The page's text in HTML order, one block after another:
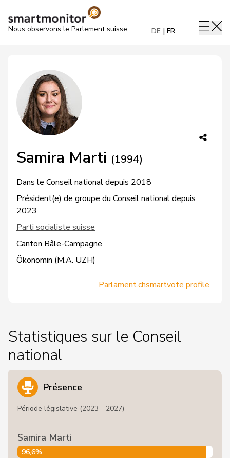
Nous observons le Parlement suisse DE FR
Samira Marti (1994)
Dans le Conseil national depuis 2018
Président(e) de groupe du Conseil national depuis
2023
Parti socialiste suisse
Canton Bâle-Campagne
Ökonomin (M.A. UZH)
Parlament.chsmartvote profile
Statistiques sur le Conseil
national
Présence
Période législative (2023 - 2027)
Samira Marti
96,6%